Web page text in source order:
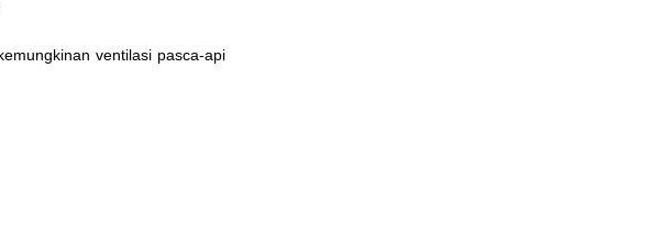
ventilasi pasca-api